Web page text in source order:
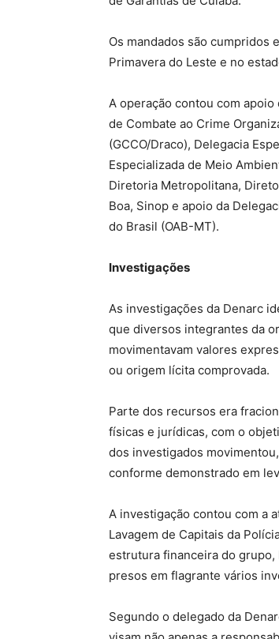
Os mandados são cumpridos
Primavera do Leste e no
A operação contou com
de Combate ao Crime
(GCCO/Draco), Delegacia
Especializada de Meio
Diretoria Metropolitana,
Boa, Sinop e apoio da
do Brasil (OAB-MT).
Investigações
As investigações da Denarc
que diversos integrantes da
movimentavam valores
ou origem lícita comprovada.
Parte dos recursos era
físicas e jurídicas, com o
dos investigados
conforme demonstrado em
A investigação contou com a
Lavagem de Capitais da
estrutura financeira do grupo,
presos em flagrante vários
Segundo o delegado da